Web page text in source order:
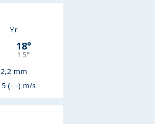
Yr
18°
15°
2,2 mm
5 (- -) m/s